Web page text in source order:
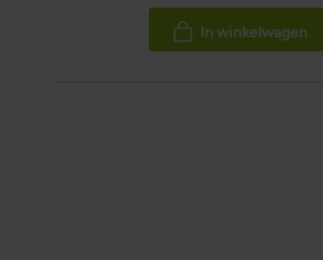
100%
In winkelwagen